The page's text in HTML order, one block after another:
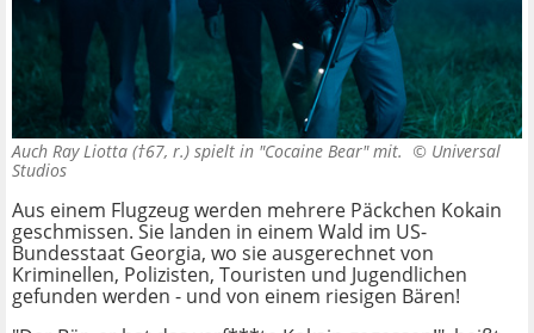
Auch Ray Liotta (†67, r.) spielt in "Cocaine Bear" mit. © Universal
Studios
Aus einem Flugzeug werden mehrere Päckchen Kokain
geschmissen. Sie landen in einem Wald im US-
Bundesstaat Georgia, wo sie ausgerechnet von
Kriminellen, Polizisten, Touristen und Jugendlichen
gefunden werden - und von einem riesigen Bären!